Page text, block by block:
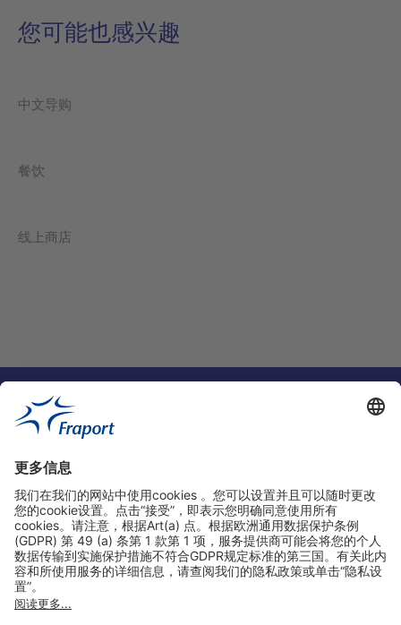
您可能也感兴趣
中文导购
餐饮
线上商店
实用链接
购物&线上预定
关于我们